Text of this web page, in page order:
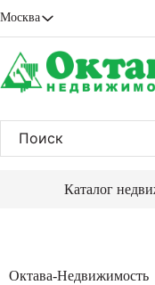
Москва
Каталог
Октава-Недвижимость